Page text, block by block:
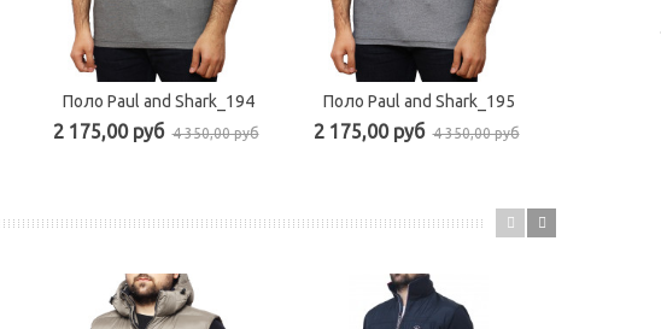
Поло Paul and Shark_194
2 175,00 руб 4 350,00 руб
Поло Paul and Shark_195
2 175,00 руб 4 350,00 руб